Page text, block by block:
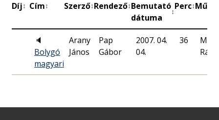
Díj↕ Cím↕ Szerző↕Rendező↕Bemutató
dátuma
↕
Perc↕
🔈
Bolygó
magyari
Arany
János
Pap
Gábor
2007. 04.
04.
36